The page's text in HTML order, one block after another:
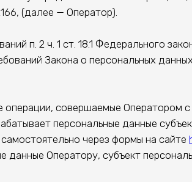
(далее — Оператор).
п. 2 ч. 1 ст. 18.1 Федерального
Закона о персональных
совершаемые Оператором
персональные данные
через формы на сайте
Оператору, субъект